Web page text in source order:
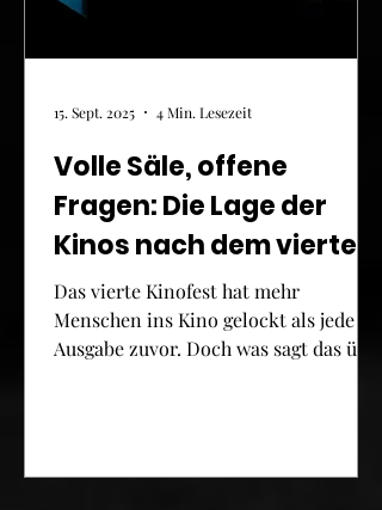
Volle Säle, offene
Fragen: Die Lage der
Kinos nach dem vierten
Kinofest
Das vierte Kinofest hat mehr
Menschen ins Kino gelockt als jede
Ausgabe zuvor. Doch was sagt das über
15. Sept. 2025 4 Min. Lesezeit